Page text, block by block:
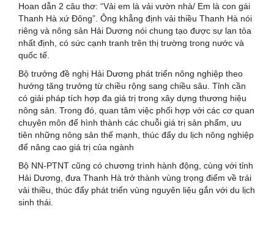
Hoan dẫn 2 câu thơ: “Vải em là vải vườn nhà/ Em là con gái
Thanh Hà xứ Đông”. Ông khẳng định vải thiều Thanh Hà nói
riêng và nông sản Hải Dương nói chung tạo được sự lan tỏa
nhất định, có sức cạnh tranh trên thị trường trong nước và
quốc tế.
Bộ trưởng đề nghị Hải Dương phát triển nông nghiệp theo
hướng tăng trưởng từ chiều rộng sang chiều sâu. Tỉnh cần
có giải pháp tích hợp đa giá trị trong xây dựng thương hiệu
nông sản. Trong đó, quan tâm việc phối hợp với các cơ quan
chuyên môn để hình thành các chuỗi giá trị sản phẩm, ưu
tiên những nông sản thế mạnh, thúc đẩy du lịch nông nghiệp
để nâng cao giá trị của ngành
Bộ NN-PTNT cũng có chương trình hành động, cùng với tỉnh
Hải Dương, đưa Thanh Hà trở thành vùng trọng điểm về trái
vải thiều, thúc đẩy phát triển vùng nguyên liệu gắn với du lịch
sinh thái.